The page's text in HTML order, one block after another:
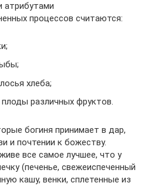
атрибутами
процессов считаются:
хлеба;
различных фруктов.
богиня принимает в дар,
и почтении к божеству.
все самое лучшее, что у
(печенье, свежеиспеченный
кашу, венки, сплетенные из